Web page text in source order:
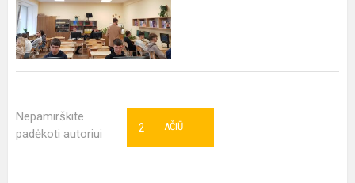
Nepamirškite
padėkoti autoriui
AČIŪ
2